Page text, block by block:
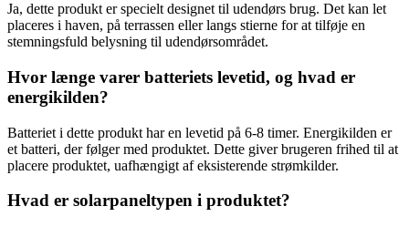
Ja, dette produkt er specielt designet til udendørs brug. Det kan let
placeres i haven, på terrassen eller langs stierne for at tilføje en
stemningsfuld belysning til udendørsområdet.
Hvor længe varer batteriets levetid, og hvad er
energikilden?
Batteriet i dette produkt har en levetid på 6-8 timer. Energikilden er
et batteri, der følger med produktet. Dette giver brugeren frihed til at
placere produktet, uafhængigt af eksisterende strømkilder.
Hvad er solarpaneltypen i produktet?